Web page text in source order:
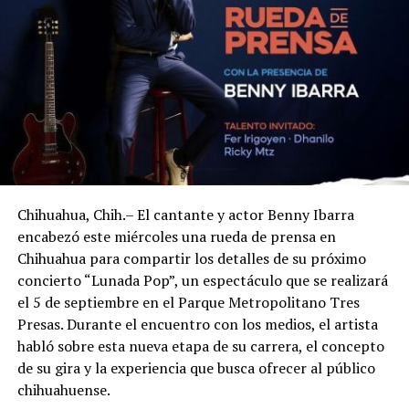
Chihuahua, Chih.– El cantante y actor Benny Ibarra
encabezó este miércoles una rueda de prensa en
Chihuahua para compartir los detalles de su próximo
concierto “Lunada Pop”, un espectáculo que se realizará
el 5 de septiembre en el Parque Metropolitano Tres
Presas. Durante el encuentro con los medios, el artista
habló sobre esta nueva etapa de su carrera, el concepto
de su gira y la experiencia que busca ofrecer al público
chihuahuense.